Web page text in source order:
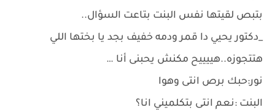
بتبص لقيتها نفس البنت بتاعت السؤال..
_دكتور يحيي دا قمر ودمه خفيف بجد يا بختها اللي
هتتجوزه..هييييح مكنش يحبنى أنا …
نور:حبك برص انتى وهوا
البنت :نعم انتى بتكلميني انا؟